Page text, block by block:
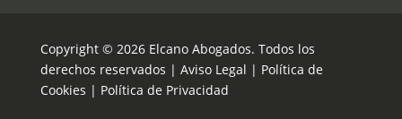
Copyright © 2026 Elcano Abogados. Todos los
derechos reservados | Aviso Legal | Política de
Cookies | Política de Privacidad